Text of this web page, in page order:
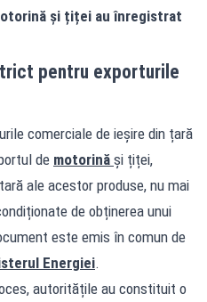
și țiței au înregistrat
pentru exporturile
comerciale de ieșire din țară
de motorină și țiței,
ale acestor produse, nu mai
de obținerea unui
este emis în comun de
Energiei.
autoritățile au constituit o